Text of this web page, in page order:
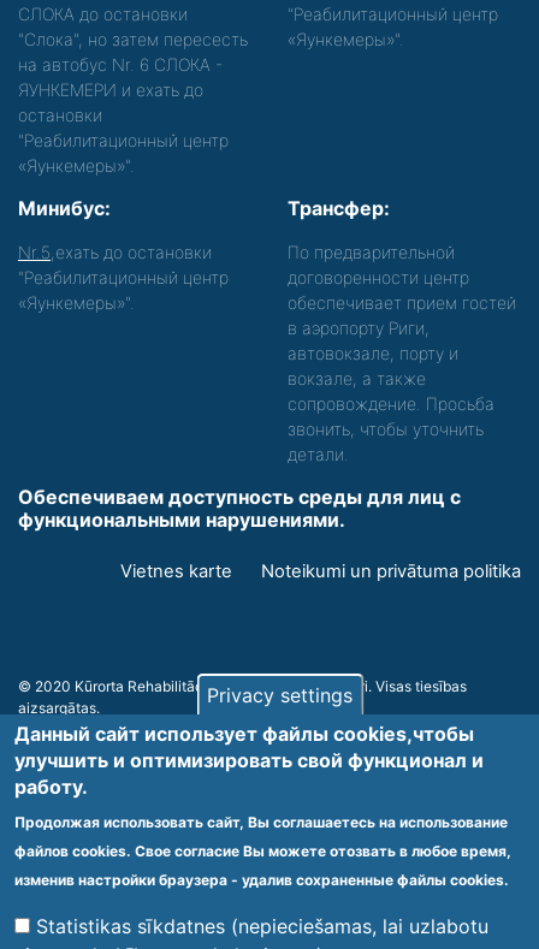
СЛОКА до остановки
"Слока", но затем пересесть
на автобус Nr. 6 СЛОКА -
ЯУНКЕМЕРИ и ехать до
остановки
"Реабилитационный центр
«Яункемеры»".
"Реабилитационный центр
«Яункемеры»".
Минибус:
Nr.5 ,ехать до остановки
"Реабилитационный центр
«Яункемеры»".
Трансфер:
По предварительной
договоренности центр
обеспечивает прием гостей
в аэропорту Риги,
автовокзале, порту и
вокзале, а также
сопровождение. Просьба
звонить, чтобы уточнить
детали.
Обеспечиваем доступность среды для лиц с
функциональными нарушениями.
Vietnes karte Noteikumi un privātuma politika
© 2020 Kūrorta Rehabilitācijas Centrs - Jaunķemeri. Visas tiesības
aizsargātas.
Made byWeb Multishop Company
Privacy settings
Данный сайт использует файлы cookies,чтобы
улучшить и оптимизировать cвой функционал и
работу.
Продолжая использовать сайт, Вы соглашаетесь на использование
файлов cookies. Свое согласие Вы можете отозвать в любое время,
изменив настройки браузера - удалив сохраненные файлы cookies.
Statistikas sīkdatnes (nepieciešamas, lai uzlabotu